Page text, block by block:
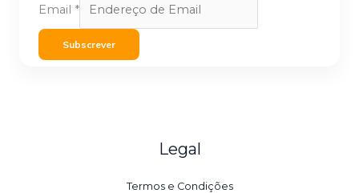
Email *
Subscrever
Legal
Termos e Condições